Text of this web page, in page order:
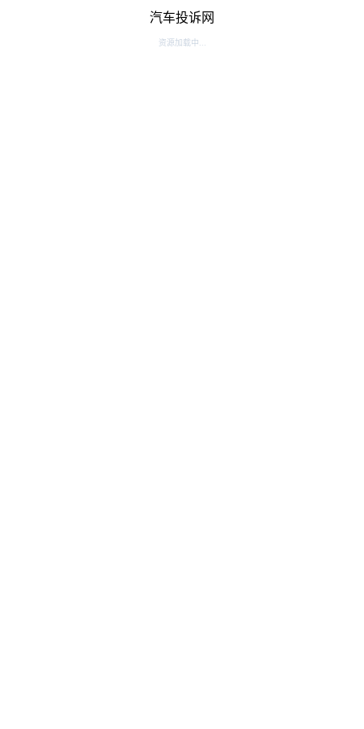
汽车投诉网
资源加载中...